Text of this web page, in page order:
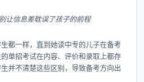
让信息差耽误了孩子的前程
都一样，直到她读中专的儿子在备考
单招考试在内容、评价和录取上都存
并不清楚这些区别，导致备考方向出